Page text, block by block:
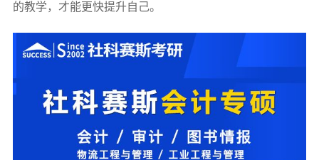
的教学，才能更快提升自己。